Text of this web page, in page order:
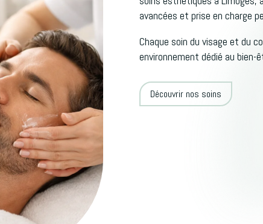
avancées et prise en charge
Chaque soin du visage et du
environnement dédié au
Découvrir nos soins